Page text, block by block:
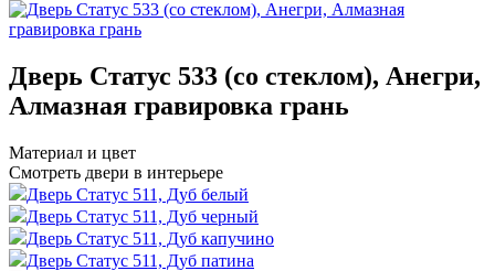
Дверь Статус 533 (со стеклом), Анегри,
Алмазная гравировка грань
Материал и цвет
Смотреть двери в интерьере
Дверь Статус 511, Дуб белый
Дверь Статус 511, Дуб черный
Дверь Статус 511, Дуб капучино
Дверь Статус 511, Дуб патина